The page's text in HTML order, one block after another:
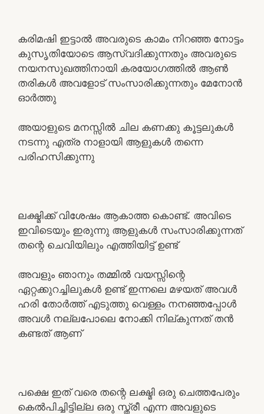
കരിമഷി ഇട്ടാൽ അവരുടെ കാമം നിറഞ്ഞ നോട്ടം
കുസൃതിയോടെ ആസ്വദിക്കുന്നതും അവരുടെ
നയനസുഖത്തിനായി കരയോഗത്തിൽ ആൺ
തരികൾ അവളോട് സംസാരിക്കുന്നതും മേനോൻ
ഓർത്തു
അയാളുടെ മനസ്സിൽ ചില കണക്കു കൂട്ടലുകൾ
നടന്നു എത്ര നാളായി ആളുകൾ തന്നെ
പരിഹസിക്കുന്നു
ലക്ഷ്മിക്ക് വിശേഷം ആകാത്ത കൊണ്ട്. അവിടെ
ഇവിടെയും ഇരുന്നു ആളുകൾ സംസാരിക്കുന്നത്
തന്റെ ചെവിയിലും എത്തിയിട്ട് ഉണ്ട്
അവളും ഞാനും തമ്മിൽ വയസ്സിന്റെ
ഏറ്റക്കുറച്ചിലുകൾ ഉണ്ട് ഇന്നലെ മഴയത് അവൾ
ഹരി തോർത്ത് എടുത്തു വെള്ളം നനഞ്ഞപ്പോൾ
അവൾ നല്ലപോലെ നോക്കി നില്കുന്നത് തൻ
കണ്ടത് ആണ്
പക്ഷെ ഇത് വരെ തന്റെ ലക്ഷ്മി ഒരു ചെത്തപേരും
കെൽപിച്ചിട്ടില്ല ഒരു സ്ത്രീ എന്ന അവളുടെ